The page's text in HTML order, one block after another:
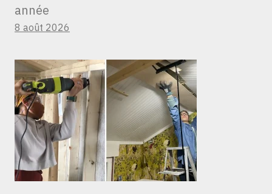
année
8 août 2026